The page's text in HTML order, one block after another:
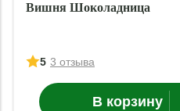
Вишня Шоколадница
5 3 отзыва
В корзину